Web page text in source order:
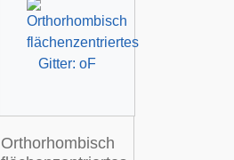
Orthorhombisch